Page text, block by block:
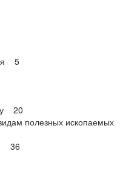
5
20
полезных
36